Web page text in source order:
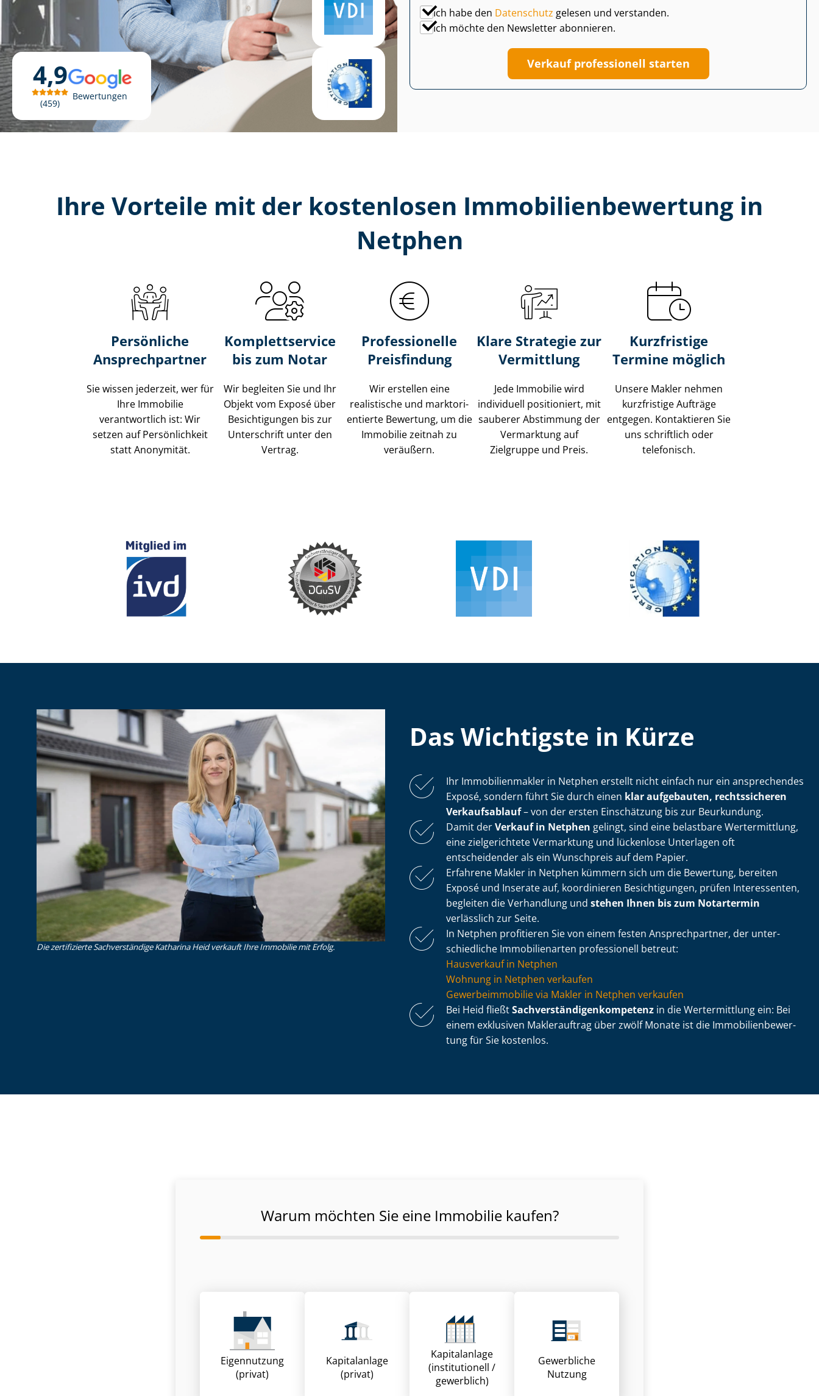
4,9
459
Bewertungen
Ich habe den Datenschutz gelesen und verstanden.
Ich möchte den Newsletter abonnieren.
Verkauf professionell starten
Ihre Vorteile mit der kostenlosen Im­mo­bi­li­en­be­wer­tung in
Netphen
Persönliche
Ansprechpartner
Sie wissen jederzeit, wer für
Ihre Immobilie
verantwortlich ist: Wir
setzen auf Persönlichkeit
statt Anonymität.
Komplettservice
bis zum Notar
Wir begleiten Sie und Ihr
Objekt vom Exposé über
Besichtigungen bis zur
Unterschrift unter den
Vertrag.
Professionelle
Preisfindung
Wir erstellen eine
realistische und markt­ori­
en­tier­te Bewertung, um die
Immobilie zeitnah zu
veräußern.
Klare Strategie zur
Vermittlung
Jede Immobilie wird
individuell positioniert, mit
sauberer Abstimmung der
Vermarktung auf
Zielgruppe und Preis.
Kurzfristige
Termine möglich
Unsere Makler nehmen
kurzfristige Aufträge
entgegen. Kontaktieren Sie
uns schriftlich oder
telefonisch.
Die zertifizierte Sachverständige Katharina Heid verkauft Ihre Immobilie mit Erfolg.
Das Wichtigste in Kürze
Ihr Im­mo­bi­li­en­mak­ler in Netphen erstellt nicht einfach nur ein ansprechendes
Exposé, sondern führt Sie durch einen klar aufgebauten, rechtssicheren
Verkaufsablauf– von der ersten Einschätzung bis zur Beurkundung.
Damit derVerkauf in Netphen gelingt, sind eine belastbare Wertermittlung,
eine zielgerichtete Vermarktung und lückenlose Unterlagen oft
entscheidender als ein Wunschpreis auf dem Papier.
Erfahrene Makler in Netphen kümmern sich um die Bewertung, bereiten
Exposé und Inserate auf, koordinieren Besichtigungen, prüfen Interessenten,
begleiten die Verhandlung und stehen Ihnen bis zum Notartermin
verlässlich zur Seite.
In Netphen profitieren Sie von einem festen Ansprechpartner, der un­ter­
schied­li­che Immobilienarten professionell betreut:
Hausverkauf in Netphen
Wohnung in Netphen verkaufen
Ge­wer­be­im­mo­bi­lie via Makler in Netphen verkaufen
Bei Heid fließtSach­ver­stän­di­gen­kom­pe­tenz in die Wertermittlung ein: Bei
einem exklusiven Maklerauftrag über zwölf Monate ist die Im­mo­bi­li­en­be­wer­
tung für Sie kostenlos.
Warum möchten Sie eine Immobilie kaufen?
Eigennutzung
(privat)
Kapitalanlage
(privat)
Kapitalanlage
(institutionell /
gewerblich)
Gewerbliche
Nutzung